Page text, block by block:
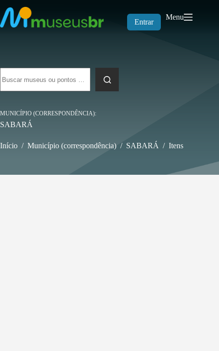
para
o
conteúdo
Entrar
Menu
resultados
MUNICÍPIO (CORRESPONDÊNCIA)
SABARÁ
Início / Município (correspondência) / SABARÁ / Itens